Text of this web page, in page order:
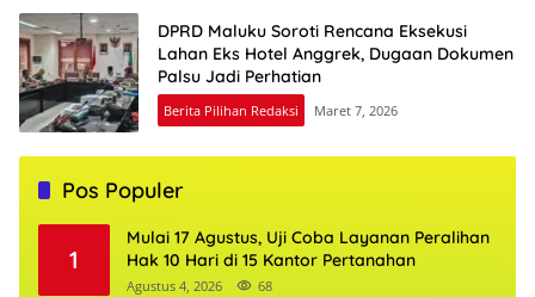
DPRD Maluku Soroti Rencana Eksekusi
Lahan Eks Hotel Anggrek, Dugaan Dokumen
Palsu Jadi Perhatian
Berita Pilihan Redaksi Maret 7, 2026
Pos Populer
1
Mulai 17 Agustus, Uji Coba Layanan Peralihan
Hak 10 Hari di 15 Kantor Pertanahan
Agustus 4, 2026 68